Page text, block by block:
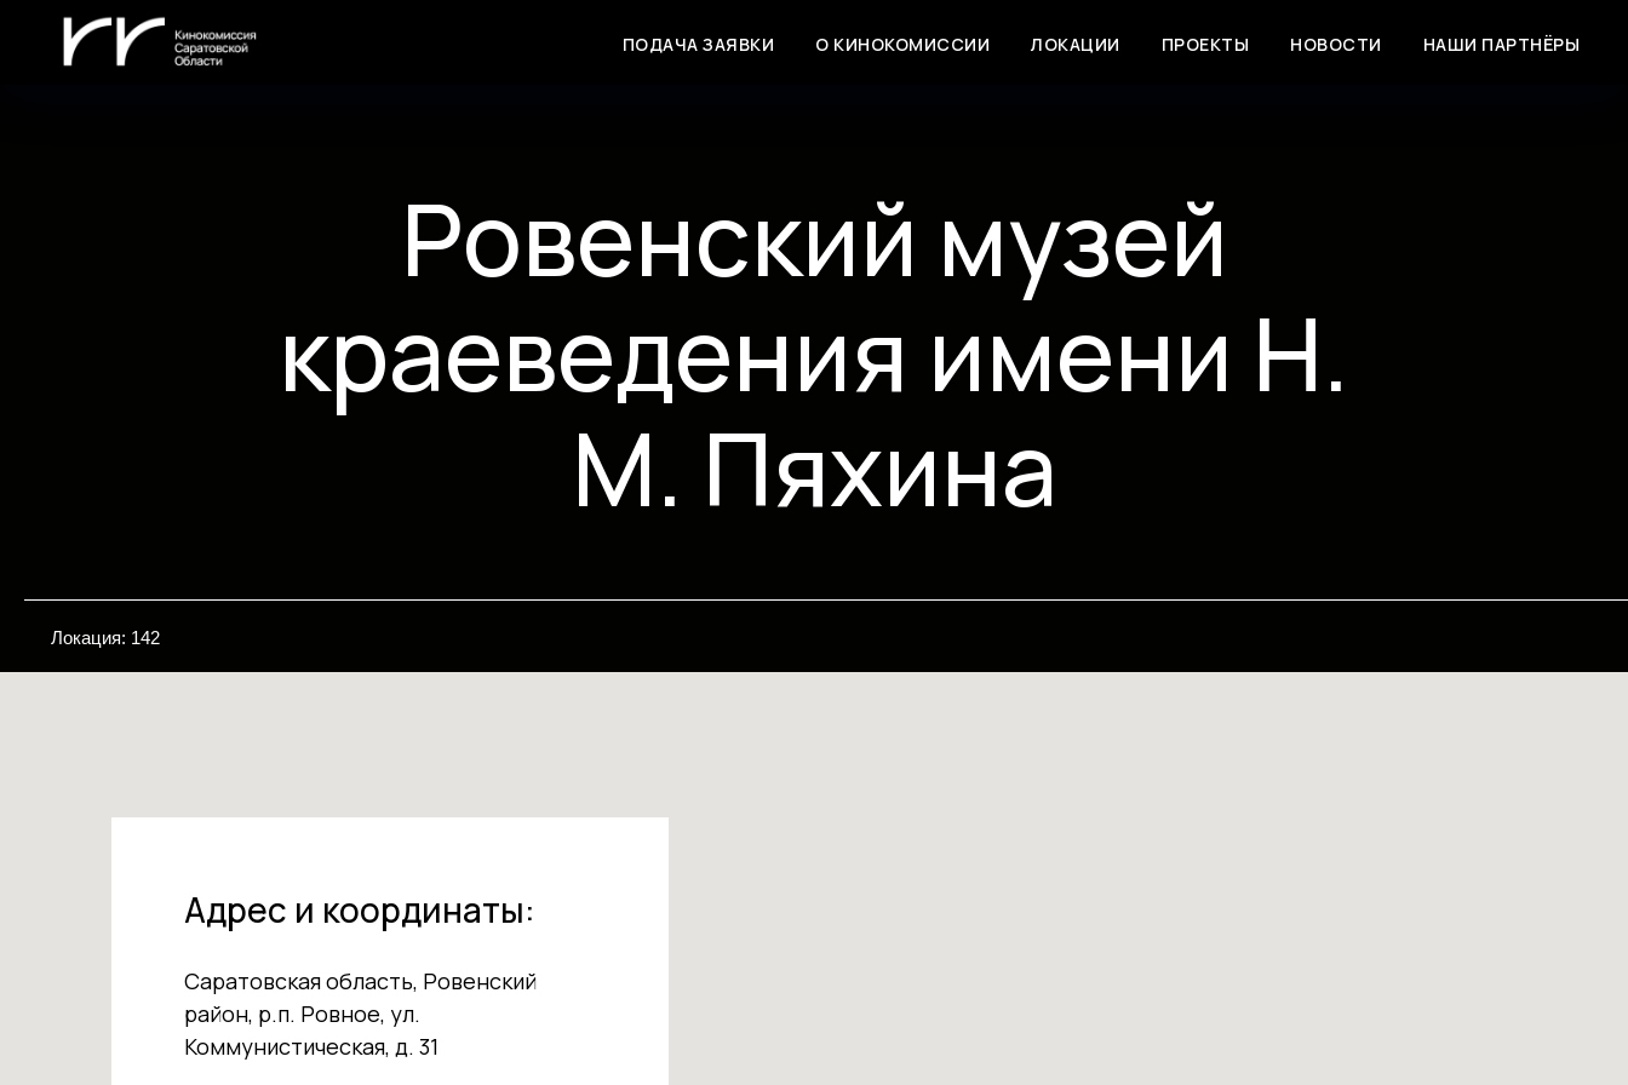
ПОДАЧА ЗАЯВКИ О КИНОКОМИССИИ ЛОКАЦИИ ПРОЕКТЫ НОВОСТИ НАШИ ПАРТНЁРЫ
Ровенский музей
краеведения имени Н.
М. Пяхина
Локация: 142
Адрес и координаты:
Саратовская область, Ровенский
район, р.п. Ровное, ул.
Коммунистическая, д. 31